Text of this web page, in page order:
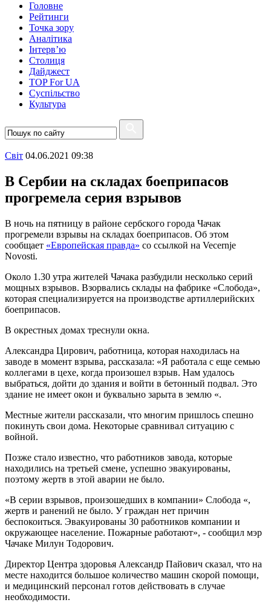
Головне
Рейтинги
Точка зору
Аналітика
Інтерв’ю
Столиця
Дайджест
TOP For UA
Суспiльство
Культура
Свiт 04.06.2021 09:38
В Сербии на складах боеприпасов
прогремела серия взрывов
В ночь на пятницу в районе сербского города Чачак
прогремели взрывы на складах боеприпасов. Об этом
сообщает «Европейская правда» со ссылкой на Vecernje
Novosti.
Около 1.30 утра жителей Чачака разбудили несколько серий
мощных взрывов. Взорвались склады на фабрике «Слобода»,
которая специализируется на производстве артиллерийских
боеприпасов.
В окрестных домах треснули окна.
Александра Цирович, работница, которая находилась на
заводе в момент взрыва, рассказала: «Я работала с еще семью
коллегами в цехе, когда произошел взрыв. Нам удалось
выбраться, дойти до здания и войти в бетонный подвал. Это
здание не имеет окон и буквально зарыта в землю «.
Местные жители рассказали, что многим пришлось спешно
покинуть свои дома. Некоторые сравнивал ситуацию с
войной.
Позже стало известно, что работников завода, которые
находились на третьей смене, успешно эвакуированы,
поэтому жертв в этой аварии не было.
«В серии взрывов, произошедших в компании» Слобода «,
жертв и ранений не было. У граждан нет причин
беспокоиться. Эвакуированы 30 работников компании и
окружающее население. Пожарные работают», - сообщил мэр
Чачаке Милун Тодорович.
Директор Центра здоровья Александр Пайович сказал, что на
месте находится большое количество машин скорой помощи,
и медицинский персонал готов действовать в случае
необходимости.